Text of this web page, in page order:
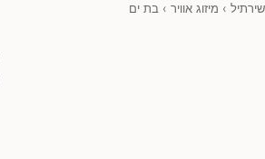
שירתיל › מיזוג אוויר › בת ים